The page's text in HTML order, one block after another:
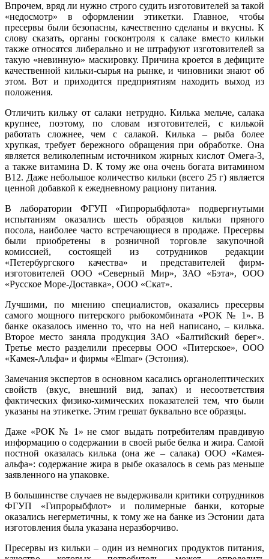
Впрочем, вряд ли нужно строго судить изготовителей за такой
«недосмотр» в оформлении этикетки. Главное, чтобы
пресервы были безопасны, качественно сделаны и вкусны. К
слову сказать, органы госконтроля к салаке вместо кильки
также относятся либерально и не штрафуют изготовителей за
такую «невинную» маскировку. Причина кроется в дефиците
качественной кильки-сырья на рынке, и чиновники знают об
этом. Вот и приходится предприятиям находить выход из
положения.
Отличить кильку от салаки нетрудно. Килька мельче, салака
крупнее, поэтому, по словам изготовителей, с килькой
работать сложнее, чем с салакой. Килька – рыба более
хрупкая, требует бережного обращения при обработке. Она
является великолепным источником жирных кислот Омега-3,
а также витамина D. К тому же она очень богата витамином
В12. Даже небольшое количество кильки (всего 25 г) является
ценной добавкой к ежедневному рациону питания.
В лаборатории ФГУП «Гипрорыбфлота» подвергнутыми
испытаниям оказались шесть образцов кильки пряного
посола, наиболее часто встречающиеся в продаже. Пресервы
были приобретены в розничной торговле закупочной
комиссией, состоящей из сотрудников редакции
«Петербургского качества» и представителей фирм-
изготовителей ООО «Северный Мир», ЗАО «Бэта», ООО
«Русское Море-Доставка», ООО «Скат».
Лучшими, по мнению специалистов, оказались пресервы
самого мощного питерского рыбокомбината «РОК № 1». В
банке оказалось именно то, что на ней написано, – килька.
Второе место заняла продукция ЗАО «Балтийский берег».
Третье место разделили пресервы ООО «Питерское», ООО
«Камея-Альфа» и фирмы «Elmar» (Эстония).
Замечания экспертов в основном касались органолептических
свойств (вкус, внешний вид, запах) и несоответствия
фактических физико-химических показателей тем, что были
указаны на этикетке. Этим грешат буквально все образцы.
Даже «РОК № 1» не смог выдать потребителям правдивую
информацию о содержании в своей рыбе белка и жира. Самой
постной оказалась килька (она же – салака) ООО «Камея-
альфа»: содержание жира в рыбе оказалось в семь раз меньше
заявленного на упаковке.
В большинстве случаев не выдерживали критики сотрудников
ФГУП «Гипрорыбфлот» и полимерные банки, которые
оказались негерметичны, к тому же на банке из Эстонии дата
изготовления была указана неразборчиво.
Пресервы из кильки – один из немногих продуктов питания,